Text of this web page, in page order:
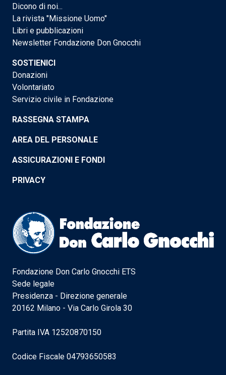
Dicono di noi...
La rivista "Missione Uomo"
Libri e pubblicazioni
Newsletter Fondazione Don Gnocchi
SOSTIENICI
Donazioni
Volontariato
Servizio civile in Fondazione
RASSEGNA STAMPA
AREA DEL PERSONALE
ASSICURAZIONI E FONDI
PRIVACY
Fondazione Don Carlo Gnocchi ETS
Sede legale
Presidenza - Direzione generale
20162 Milano - Via Carlo Girola 30
Partita IVA 12520870150
Codice Fiscale 04793650583